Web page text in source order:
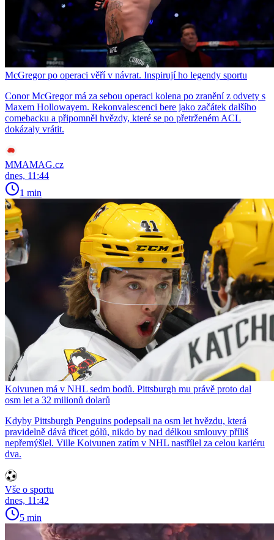
McGregor po operaci věří v návrat. Inspirují ho legendy sportu
Conor McGregor má za sebou operaci kolena po zranění z odvety s
Maxem Hollowayem. Rekonvalescenci bere jako začátek dalšího
comebacku a připomněl hvězdy, které se po přetrženém ACL
dokázaly vrátit.
MMAMAG.cz
dnes, 11:44
1 min
Koivunen má v NHL sedm bodů. Pittsburgh mu právě proto dal
osm let a 32 milionů dolarů
Kdyby Pittsburgh Penguins podepsali na osm let hvězdu, která
pravidelně dává třicet gólů, nikdo by nad délkou smlouvy příliš
nepřemýšlel. Ville Koivunen zatím v NHL nastřílel za celou kariéru
dva.
Vše o sportu
dnes, 11:42
5 min